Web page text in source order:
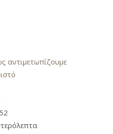
αντιμετωπίζουμε